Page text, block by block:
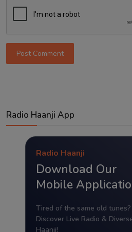
Post Comment
Radio Haanji App
Radio Haanji
Download Our
Mobile
Tired of the same old tunes?
Discover Live Radio &
Haanji!